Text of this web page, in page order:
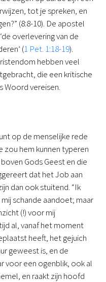
tot je spreken, en
(8:8-10). De apostel
overlevering van de
(1 Pet. 1:18-19).
hebben veel
die een kritische
Woord vereisen.
op de menselijke rede
zou hem kunnen typeren
Gods Geest en die
dat het Job aan
dan ook stuitend. “Ik
schande aandoet; maar
(!) voor mij
al, vanaf het moment
heeft, het gejuich
geweest is, en de
voor een ogenblik, ook al
en raakt zijn hoofd